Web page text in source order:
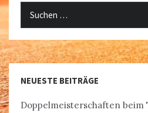
NEUESTE BEITRÄGE
Doppelmeisterschaften beim